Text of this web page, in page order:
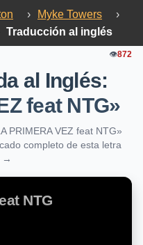
› Myke Towers
›
Traducción al inglés
👁️872
al Inglés:
feat NTG»
PRIMERA VEZ feat NTG»
completo de esta letra
→
NTG